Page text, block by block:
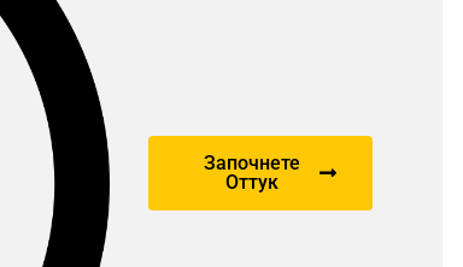
Започнете
Оттук